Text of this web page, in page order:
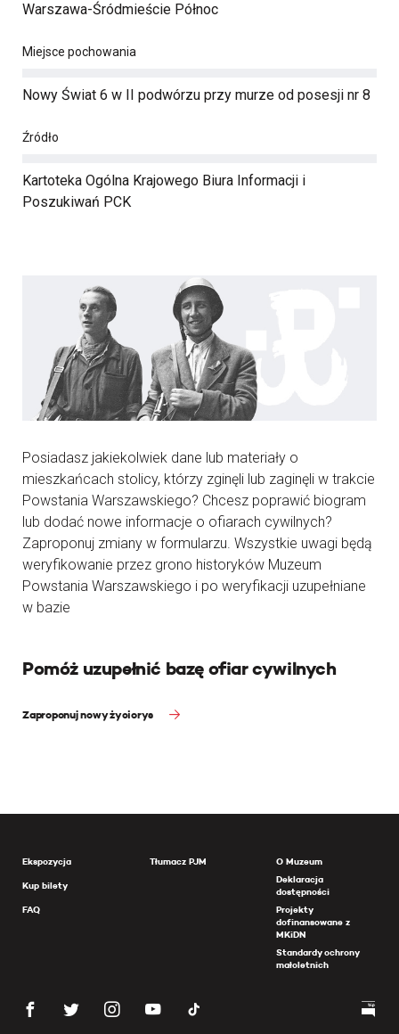
Warszawa-Śródmieście Północ
Miejsce pochowania
Nowy Świat 6 w II podwórzu przy murze od posesji nr 8
Źródło
Kartoteka Ogólna Krajowego Biura Informacji i
Poszukiwań PCK
Posiadasz jakiekolwiek dane lub materiały o
mieszkańcach stolicy, którzy zginęli lub zaginęli w trakcie
Powstania Warszawskiego? Chcesz poprawić biogram
lub dodać nowe informacje o ofiarach cywilnych?
Zaproponuj zmiany w formularzu. Wszystkie uwagi będą
weryfikowanie przez grono historyków Muzeum
Powstania Warszawskiego i po weryfikacji uzupełniane
w bazie
Pomóż uzupełnić bazę ofiar cywilnych
Zaproponuj nowy życiorys
Ekspozycja
Kup bilety
FAQ
Tłumacz PJM
O Muzeum
Deklaracja
dostępności
Projekty
dofinansowane z
MKiDN
Standardy ochrony
małoletnich